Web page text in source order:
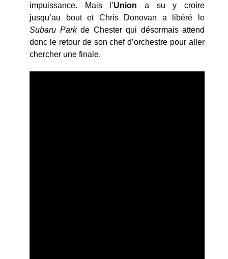
impuissance. Mais l’Union a su y croire
jusqu’au bout et Chris Donovan a libéré le
Subaru Park de Chester qui désormais attend
donc le retour de son chef d’orchestre pour aller
chercher une finale.